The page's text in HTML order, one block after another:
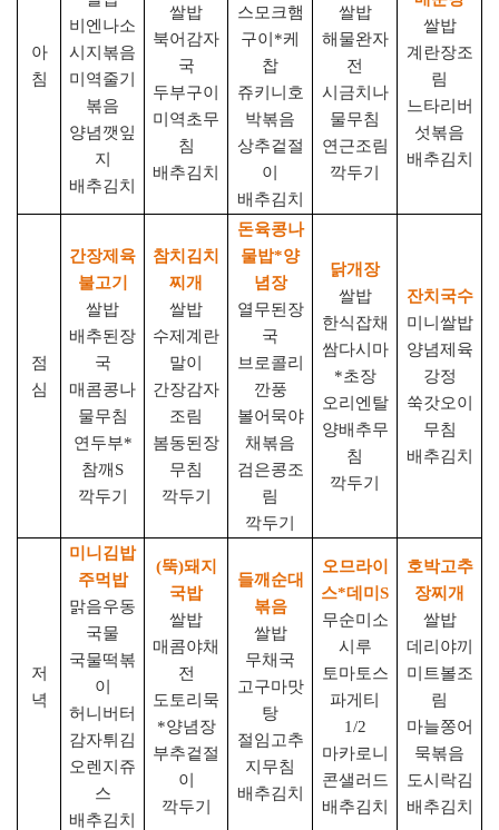
아
침
비엔나소
시지볶음
미역줄기
볶음
양념깻잎
지
배추김치
쌀밥
북어감자
국
두부구이
미역초무
침
배추김치
스모크햄
구이 *케
찹
쥬키니호
박볶음
상추겉절
이
배추김치
쌀밥
해물완자
전
시금치나
물무침
연근조림
깍두기
쌀밥
계란장조
림
느타리버
섯볶음
배추김치
점
심
간장제육
불고기
쌀밥
배추된장
국
매콤콩나
물무침
연두부*
참깨 S
깍두기
참치김치
찌개
쌀밥
수제계란
말이
간장감자
조림
봄동된장
무침
깍두기
돈육콩나
물밥*양
념장
열무된장
국
브로콜리
깐풍
볼어묵야
채볶음
검은콩조
림
깍두기
닭개장
쌀밥
한식잡채
쌈다시마
*초장
오리엔탈
양배추무
침
깍두기
잔치국수
미니쌀밥
양념제육
강정
쑥갓오이
무침
배추김치
저
녁
미니김밥
주먹밥
맑음우동
국물
국물떡볶
이
허니버터
감자튀김
오렌지쥬
스
배추김치
(뚝)돼지
국밥
쌀밥
매콤야채
전
도토리묵
*양념장
부추겉절
이
깍두기
들깨순대
볶음
쌀밥
무채국
고구마맛
탕
절임고추
지무침
배추김치
오므라이
스*데미 S
무순미소
시루
토마토스
파게티
1/2
마카로니
콘샐러드
배추김치
호박고추
장찌개
쌀밥
데리야끼
미트볼조
림
마늘쫑어
묵볶음
도시락김
배추김치